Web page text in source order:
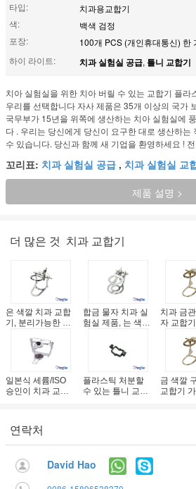
타입:
치과용교합기
색:
백색 검정
포장:
100개 PCS (개인휴대통신) 한
하이 라이트:
치과 실험실 공급, 틀니 교합기
치아 실험실을 위한 치아 버릴 수 있는 교합기 플라
우리를 선택합니다 자사 제품은 35개 이상의 국가
국무부가 15년을 위쪽에 생산하는 치아 실험실에
다 . 우리는 당신에게 당신이 요구한 대로 생산하는
수 있습니다. 당신과 함께 새 기업을 환영하세요 !
꼬리표: 치과 실험실 공급 , 치과 실험실 교
제품 설명 >
더 많은 것 치과 교합기
은 색깔 치과 교합
기, 분리가능한 유
합금 물자 치과 실
험실 제품, 는 색깔
치과 금
자 교합기
개 크기
한 주문
일본식 세륨/ISO
승인이 치과 교합
플라스틱 처분할
수 있는 틀니 교합
금 색깔
교합기 가
연락처
David Hao